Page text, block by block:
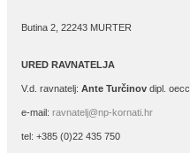
Butina 2, 22243 MURTER
URED RAVNATELJA
V.d. ravnatelj: Ante Turčinov dipl. oecc
e-mail: ravnatelj@np-kornati.hr
tel: +385 (0)22 435 750